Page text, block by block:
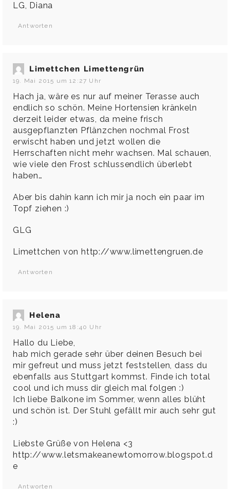
LG, Diana
Antworten
Limettchen Limettengrün
19. Mai 2015 um 12:27 Uhr
Hach ja, wäre es nur auf meiner Terasse auch
endlich so schön. Meine Hortensien kränkeln
derzeit leider etwas, da meine frisch
ausgepflanzten Pflänzchen nochmal Frost
erwischt haben und jetzt wollen die
Herrschaften nicht mehr wachsen. Mal schauen,
wie viele den Frost schlussendlich überlebt
haben…
Aber bis dahin kann ich mir ja noch ein paar im
Topf ziehen :)
GLG
Limettchen von http://www.limettengruen.de
Antworten
Helena
19. Mai 2015 um 18:40 Uhr
Hallo du Liebe,
hab mich gerade sehr über deinen Besuch bei
mir gefreut und muss jetzt feststellen, dass du
ebenfalls aus Stuttgart kommst. Finde ich total
cool und ich muss dir gleich mal folgen :)
Ich liebe Balkone im Sommer, wenn alles blüht
und schön ist. Der Stuhl gefällt mir auch sehr gut
:)
Liebste Grüße von Helena <3
http://www.letsmakeanewtomorrow.blogspot.d
e
Antworten